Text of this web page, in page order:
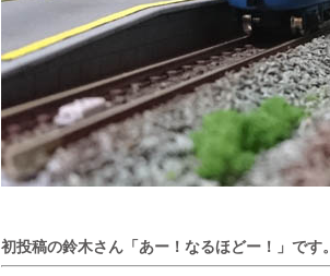
初投稿の鈴木さん「あー！なるほどー！」です。